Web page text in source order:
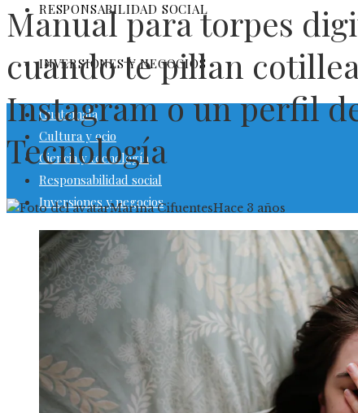
RESPONSABILIDAD SOCIAL
INVERSIONES Y NEGOCIOS
Guatemala
Cultura y ocio
Ciencia y tecnología
Responsabilidad social
Inversiones y negocios
Manual para torpes
cuando te pillan
Instagram o un perfil
Tecnología
Marina CifuentesHace 3 años